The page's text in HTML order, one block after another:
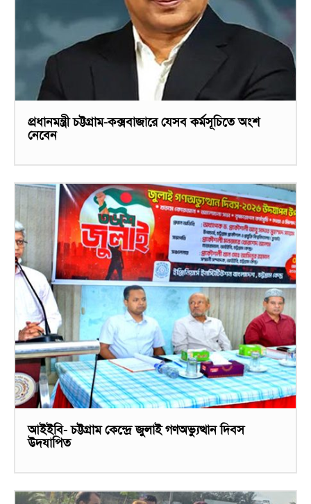
প্রধানমন্ত্রী চট্টগ্রাম-কক্সবাজারে যেসব কর্মসূচিতে অংশ
নেবেন
আইইবি- চট্টগ্রাম কেন্দ্রে জুলাই গণঅভ্যুত্থান দিবস
উদযাপিত